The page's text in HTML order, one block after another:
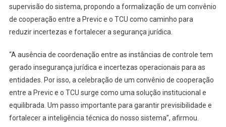
supervisão do sistema, propondo a formalização de um convênio
de cooperação entre a Previc e o TCU como caminho para
reduzir incertezas e fortalecer a segurança jurídica.
“A ausência de coordenação entre as instâncias de controle tem
gerado insegurança jurídica e incertezas operacionais para as
entidades. Por isso, a celebração de um convênio de cooperação
entre a Previc e o TCU surge como uma solução institucional e
equilibrada. Um passo importante para garantir previsibilidade e
fortalecer a inteligência técnica do nosso sistema”, afirmou.